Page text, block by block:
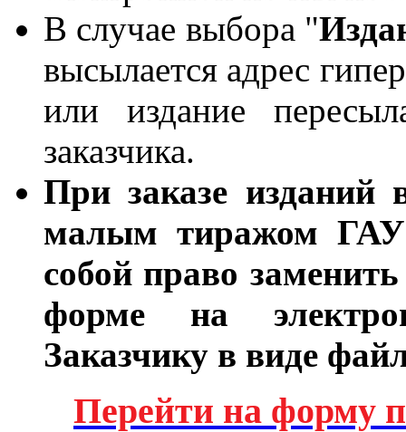
В случае выбора "
высылается адрес
или издание
заказчика.
При заказе изданий
малым тиражом
собой право
форме на
Заказчику в виде
Перейти на форму